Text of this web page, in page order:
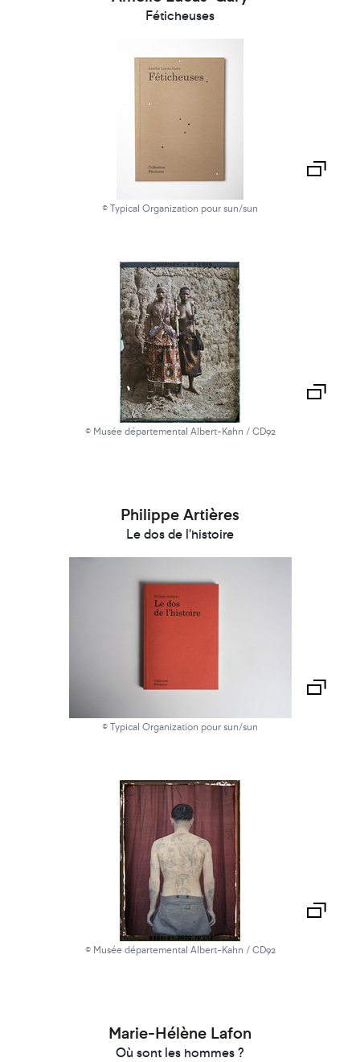
Féticheuses
© Typical Organization pour sun/sun
© Musée départemental Albert-Kahn / CD92
Philippe Artières
Le dos de l'histoire
© Typical Organization pour sun/sun
© Musée départemental Albert-Kahn / CD92
Marie-Hélène Lafon
Où sont les hommes ?